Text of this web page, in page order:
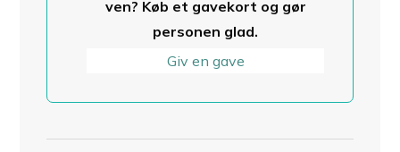
ven? Køb et gavekort og gør
personen glad.
Giv en gave